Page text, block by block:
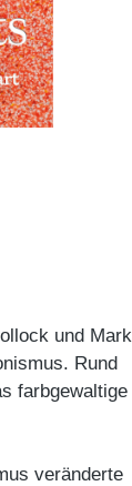
und Mark
Rund
farbgewaltige
veränderte